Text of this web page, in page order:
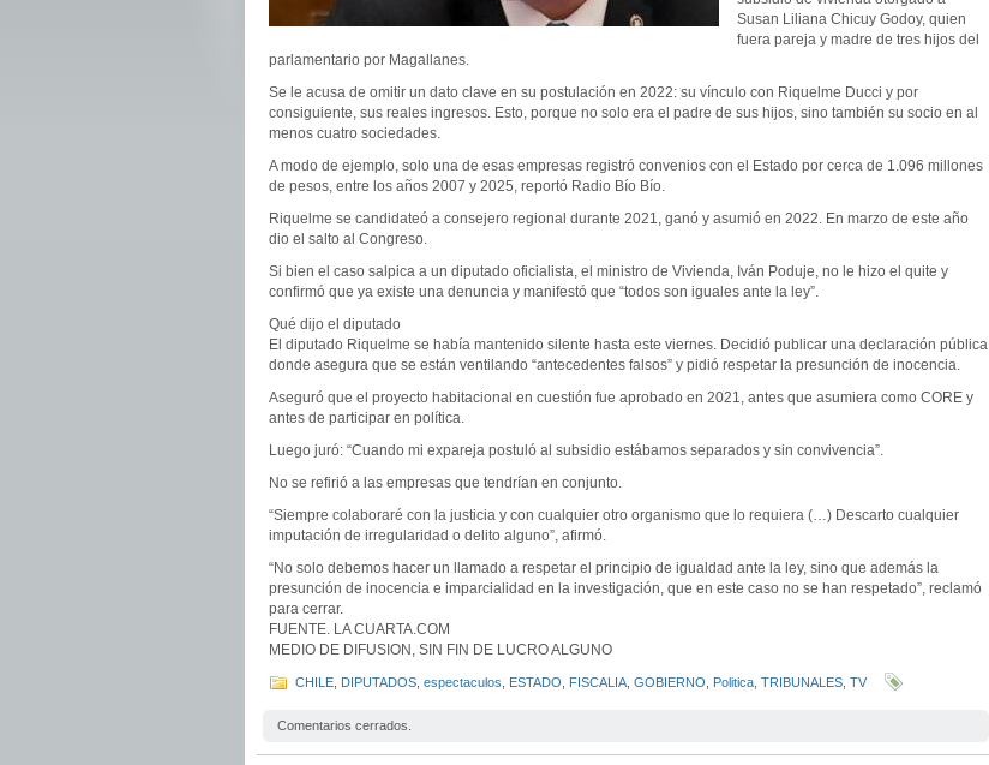
Susan Liliana Chicuy Godoy, quien
fuera pareja y madre de tres hijos del
parlamentario por Magallanes.
Se le acusa de omitir un dato clave en su postulación en 2022: su vínculo con Riquelme Ducci y por
consiguiente, sus reales ingresos. Esto, porque no solo era el padre de sus hijos, sino también su socio en al
menos cuatro sociedades.
A modo de ejemplo, solo una de esas empresas registró convenios con el Estado por cerca de 1.096 millones
de pesos, entre los años 2007 y 2025, reportó Radio Bío Bío.
Riquelme se candidateó a consejero regional durante 2021, ganó y asumió en 2022. En marzo de este año
dio el salto al Congreso.
Si bien el caso salpica a un diputado oficialista, el ministro de Vivienda, Iván Poduje, no le hizo el quite y
confirmó que ya existe una denuncia y manifestó que “todos son iguales ante la ley”.
Qué dijo el diputado
El diputado Riquelme se había mantenido silente hasta este viernes. Decidió publicar una declaración pública
donde asegura que se están ventilando “antecedentes falsos” y pidió respetar la presunción de inocencia.
Aseguró que el proyecto habitacional en cuestión fue aprobado en 2021, antes que asumiera como CORE y
antes de participar en política.
Luego juró: “Cuando mi expareja postuló al subsidio estábamos separados y sin convivencia”.
No se refirió a las empresas que tendrían en conjunto.
“Siempre colaboraré con la justicia y con cualquier otro organismo que lo requiera (…) Descarto cualquier
imputación de irregularidad o delito alguno”, afirmó.
“No solo debemos hacer un llamado a respetar el principio de igualdad ante la ley, sino que además la
presunción de inocencia e imparcialidad en la investigación, que en este caso no se han respetado”, reclamó
para cerrar.
FUENTE. LA CUARTA.COM
MEDIO DE DIFUSION, SIN FIN DE LUCRO ALGUNO
CHILE DIPUTADOS espectaculos ESTADO FISCALIA GOBIERNO Politica TRIBUNALES TV
Comentarios cerrados.